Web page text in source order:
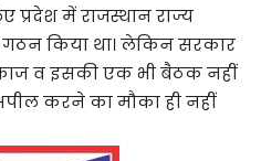
प्रदेश में राजस्थान राज्य
किया था। लेकिन सरकार
व इसकी एक भी बैठक नहीं
करने का मौका ही नहीं